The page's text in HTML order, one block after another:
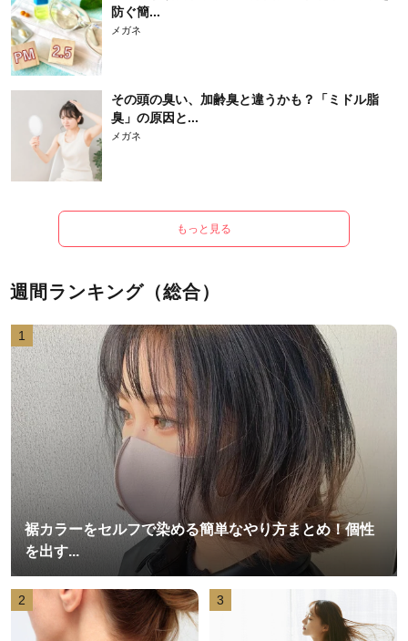
防ぐ簡...
メガネ
その頭の臭い、加齢臭と違うかも？「ミドル脂
臭」の原因と...
メガネ
もっと見る
週間ランキング（総合）
1
裾カラーをセルフで染める簡単なやり方まとめ！個性
を出す...
2 3